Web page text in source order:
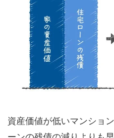
資産価値が低いマンショ